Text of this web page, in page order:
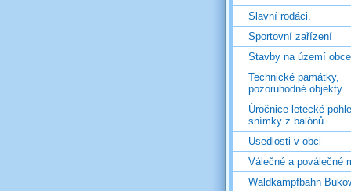
Slavní rodáci.
Sportovní zařízení
Stavby na území obce
Technické památky,
pozoruhodné objekty
Úročnice letecké
snímky z balónů
Usedlosti v obci
Válečné a poválečné
Waldkampfbahn